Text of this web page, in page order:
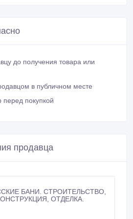
до получения товара или
в публичном месте
перед покупкой
продавца
БАНИ. СТРОИТЕЛЬСТВО,
ОТДЕЛКА.